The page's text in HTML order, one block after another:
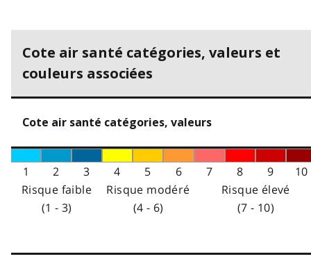
Cote air santé catégories, valeurs et
couleurs associées
Cote air santé catégories, valeurs
1 2 3 4 5 6 7 8 9
10
Risque faible
(1 - 3)
Risque modéré
(4 - 6)
Risque élevé
(7 - 10)